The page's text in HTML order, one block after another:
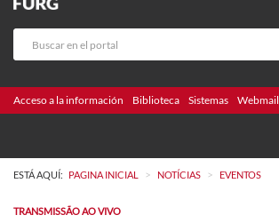
Acceso a la información Biblioteca Sistemas Webmail
ESTÁ AQUÍ: PAGINA INICIAL > NOTÍCIAS > EVENTOS
TRANSMISSÃO AO VIVO